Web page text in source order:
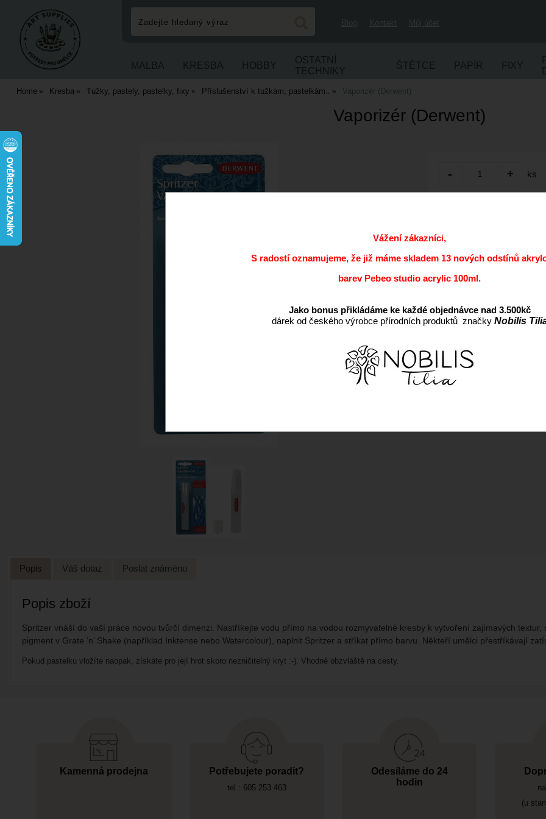
Blog Kontakt Můj účet
MALBA KRESBA HOBBY
OSTATNÍ
TECHNIKY
ŠTĚTCE PAPÍR FIXY
Home Kresba Tužky, pastely, pastelky, fixy Příslušenství k tužkám, pastelkám.. Vaporizér (Derwent)
Vaporizér (Derwent)
ks
Záruka:
Popis Váš dotaz Poslat známénu
Popis zboží
Spritzer vnáší do vaší práce novou tvůrčí dimenzi. Nastříkejte vodu přímo na vodou rozmyvatelné kresby k vytvoření zajímavých
pigment v Grate ‘n’ Shake (například Inktense nebo Watercolour), naplnit Spritzer a stříkat přímo barvu. Někteří umělci přestříkávají
Pokud pastelku vložíte naopak, získáte pro její hrot skoro nezničitelný kryt :-). Vhodné obzvláště na cesty.
Kamenná prodejna Potřebujete poradit?
tel.: 605 253 463
Odesíláme do 24
hodin
(u
Vážení zákazníci,
S radostí oznamujeme, že již máme skladem 13 nových odstínů
barev Pebeo studio acrylic 100ml.
Jako bonus přikládáme ke každé objednávce nad 3.500kč
dárek od českého výrobce přírodních produktů značky Nobilis